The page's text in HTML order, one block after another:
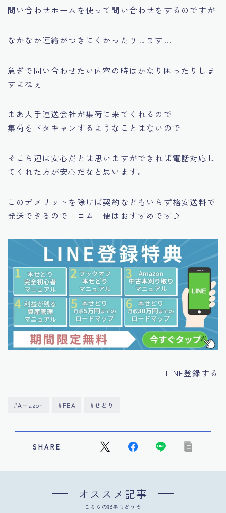
問い合わせホームを使って問い合わせをするのですが
なかなか連絡がつきにくかったりします…
急ぎで問い合わせたい内容の時はかなり困ったりしま
すよねぇ
まあ大手運送会社が集荷に来てくれるので
集荷をドタキャンするようなことはないので
そこら辺は安心だとは思いますができれば電話対応し
てくれた方が安心だなと思います。
このデメリットを除けば契約などもいらず格安送料で
発送できるのでエコムー便はおすすめです♪
LINE登録する
#Amazon #FBA #せどり
SHARE
オススメ記事
こちらの記事もどうぞ